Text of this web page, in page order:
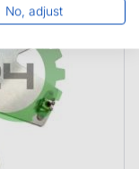
No, adjust